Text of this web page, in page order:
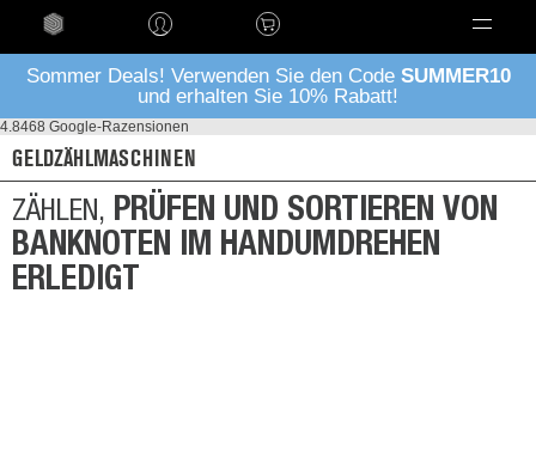
Sommer Deals! Verwenden Sie den Code SUMMER10
und erhalten Sie 10% Rabatt!
4.8468 Google-Razensionen
GELDZÄHLMASCHINEN
ZÄHLEN, PRÜFEN UND SORTIEREN VON
BANKNOTEN IM HANDUMDREHEN
ERLEDIGT